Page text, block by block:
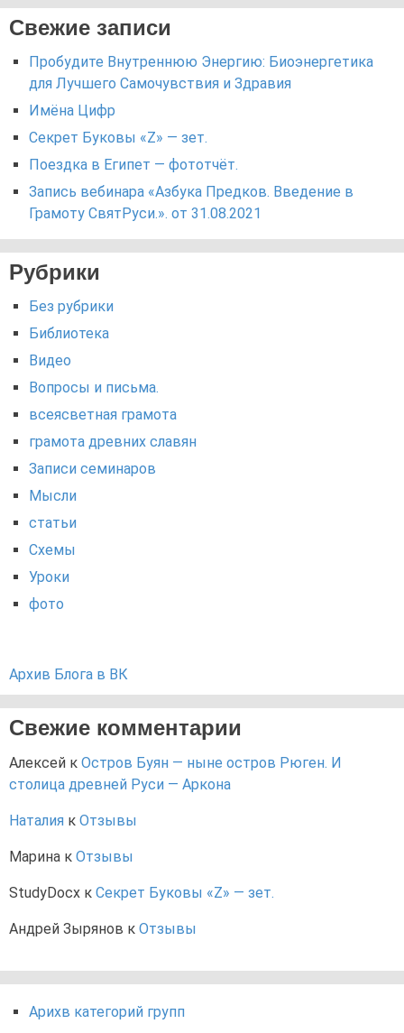
Свежие записи
Пробудите Внутреннюю Энергию: Биоэнергетика
для Лучшего Самочувствия и Здравия
Имёна Цифр
Секрет Буковы «Z» — зет.
Поездка в Египет — фототчёт.
Запись вебинара «Азбука Предков. Введение в
Грамоту СвятРуси.». от 31.08.2021
Рубрики
Без рубрики
Библиотека
Видео
Вопросы и письма.
всеясветная грамота
грамота древних славян
Записи семинаров
Мысли
статьи
Схемы
Уроки
фото
Архив Блога в ВК
Свежие комментарии
Алексей к Остров Буян — ныне остров Рюген. И
столица древней Руси — Аркона
Наталия к Отзывы
Марина к Отзывы
StudyDocx к Секрет Буковы «Z» — зет.
Андрей Зырянов к Отзывы
Арихв категорий групп